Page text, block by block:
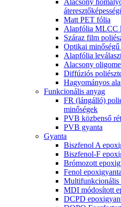
Alacsony
Matt PET fólia
Alapfólia MLCC
Száraz film
Optikai
Alapfólia
Alacsony
Diffúziós
Hagyományos
Funkcionális anyag
FR (lángálló)
minőségek
PVB közbenső
PVB gyanta
Gyanta
Biszfenol A
Biszfenol-F
Brómozott
Fenol epoxigyanta
Multifunkcionális
MDI módosított
DCPD